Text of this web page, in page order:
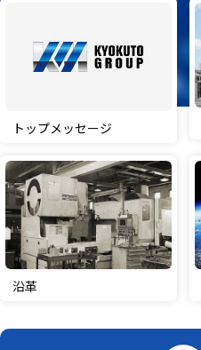
トップメッセージ
沿革